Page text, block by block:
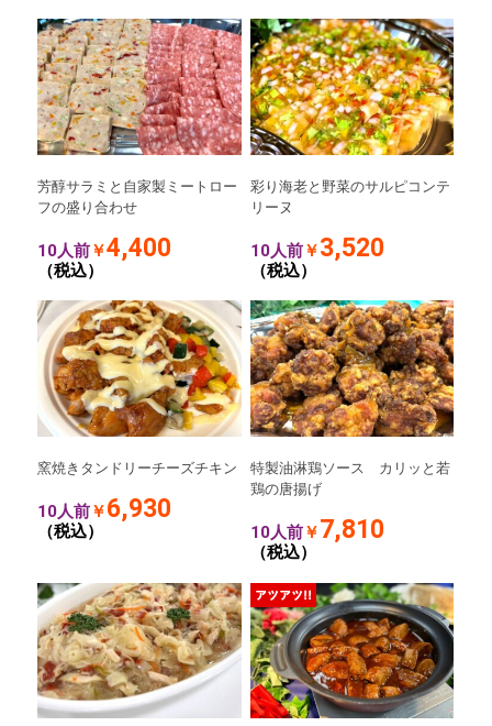
芳醇サラミと自家製ミートロー
フの盛り合わせ
10人前￥4,400
（税込）
彩り海老と野菜のサルピコンテ
リーヌ
10人前￥3,520
（税込）
窯焼きタンドリーチーズチキン
10人前￥6,930
（税込）
特製油淋鶏ソース カリッと若
鶏の唐揚げ
10人前￥7,810
（税込）